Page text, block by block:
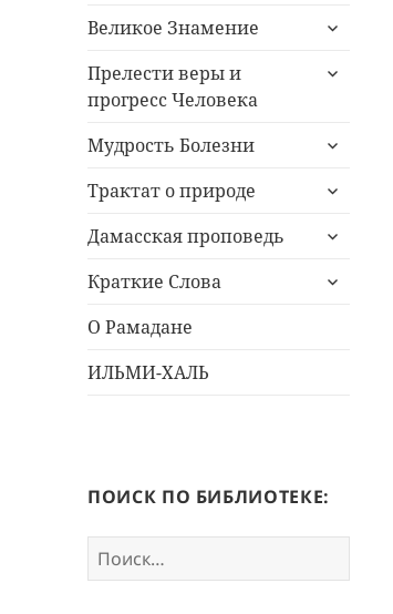
Великое Знамение
раскрыть
меню
Прелести веры и
прогресс Человека
раскрыть
Мудрость Болезни
раскрыть
меню
Трактат о природе
раскрыть
меню
Дамасская проповедь
раскрыть
меню
Краткие Слова
раскрыть
О Рамадане
ИЛЬМИ-ХАЛЬ
ПОИСК ПО БИБЛИОТЕКЕ:
Найти: